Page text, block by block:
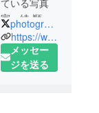
ている写真
家 綾 順博
（あや のぶ
ひろ）の写
真事務所で
photographerAYA
https://www.artphotoaya.com/
メッセー
ジを送る